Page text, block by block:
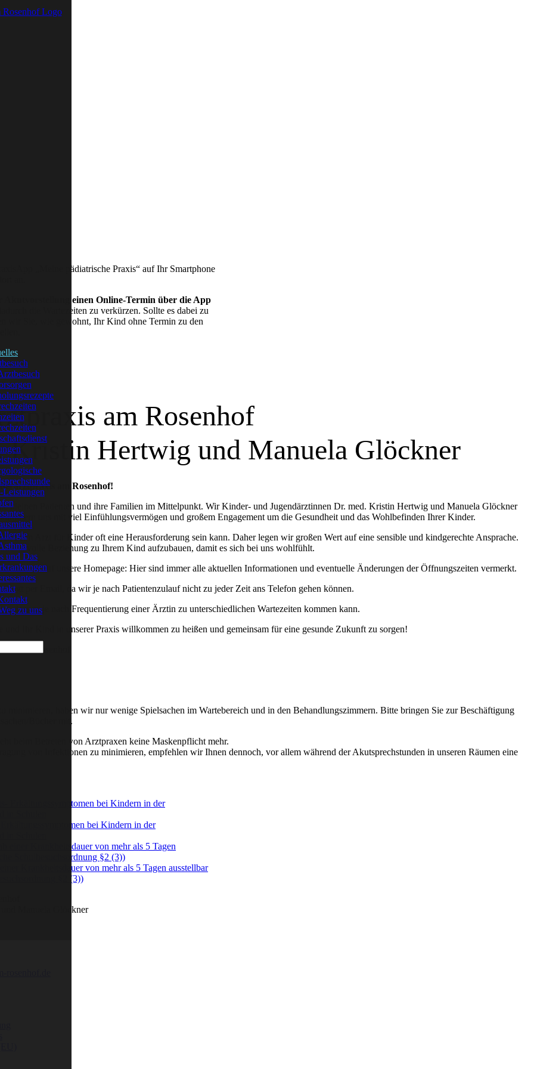
und Das
zu uns
„Meine pädiatrische Praxis“ auf Ihr Smartphone
Akutvorstellung einen Online-Termin über die App
die Wartezeiten zu verkürzen. Sollte es dabei zu
wir Sie, wie gewohnt, Ihr Kind ohne Termin zu den
am Rosenhof
Kristin Hertwig und Manuela Glöckner
am Rosenhof!
die kleinen Patienten und ihre Familien im Mittelpunkt. Wir Kinder- und Jugendärztinnen Dr. med. Kristin Hertwig und Manuela Glöckner
kümmern uns mit viel Einfühlungsvermögen und großem Engagement um die Gesundheit und das Wohlbefinden Ihrer Kinder.
beim Arzt für Kinder oft eine Herausforderung sein kann. Daher legen wir großen Wert auf eine sensible und kindgerechte Ansprache.
Beziehung zu Ihrem Kind aufzubauen, damit es sich bei uns wohlfühlt.
Besuch auf unsere Homepage: Hier sind immer alle aktuellen Informationen und eventuelle Änderungen der Öffnungszeiten vermerkt.
per Email, da wir je nach Patientenzulauf nicht zu jeder Zeit ans Telefon gehen können.
dass es je nach Frequentierung einer Ärztin zu unterschiedlichen Wartezeiten kommen kann.
und Ihr Kind in unserer Praxis willkommen zu heißen und gemeinsam für eine gesunde Zukunft zu sorgen!
am Rosenhof
minimieren, haben wir nur wenige Spielsachen im Wartebereich und in den Behandlungszimmern. Bitte bringen Sie zur Beschäftigung
Bücher mit.
beim Betreten von Arztpraxen keine Maskenpflicht mehr.
von Infektionen zu minimieren, empfehlen wir Ihnen dennoch, vor allem während der Akutsprechstunden in unseren Räumen eine
bei Kindern in der
Krankheitsdauer von mehr als 5 Tagen ausstellbar
§2 (3))
Manuela Glöckner